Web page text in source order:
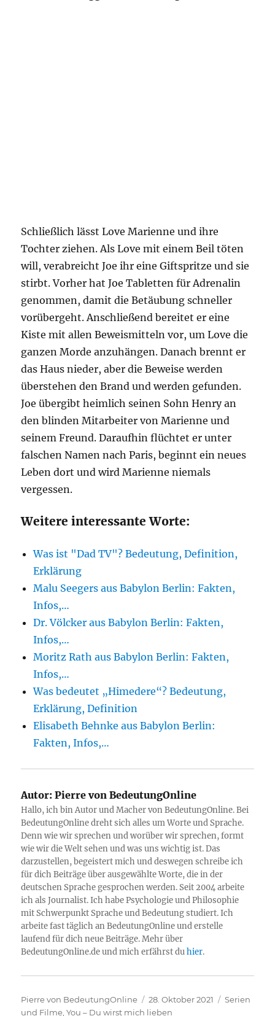
Schließlich lässt Love Marienne und ihre
Tochter ziehen. Als Love mit einem Beil töten
will, verabreicht Joe ihr eine Giftspritze und sie
stirbt. Vorher hat Joe Tabletten für Adrenalin
genommen, damit die Betäubung schneller
vorübergeht. Anschließend bereitet er eine
Kiste mit allen Beweismitteln vor, um Love die
ganzen Morde anzuhängen. Danach brennt er
das Haus nieder, aber die Beweise werden
überstehen den Brand und werden gefunden.
Joe übergibt heimlich seinen Sohn Henry an
den blinden Mitarbeiter von Marienne und
seinem Freund. Daraufhin flüchtet er unter
falschen Namen nach Paris, beginnt ein neues
Leben dort und wird Marienne niemals
vergessen.
Weitere interessante Worte:
Was ist "Dad TV"? Bedeutung, Definition,
Erklärung
Malu Seegers aus Babylon Berlin: Fakten,
Infos,…
Dr. Völcker aus Babylon Berlin: Fakten,
Infos,…
Moritz Rath aus Babylon Berlin: Fakten,
Infos,…
Was bedeutet „Himedere“? Bedeutung,
Erklärung, Definition
Elisabeth Behnke aus Babylon Berlin:
Fakten, Infos,…
Autor: Pierre von BedeutungOnline
Hallo, ich bin Autor und Macher von BedeutungOnline. Bei
BedeutungOnline dreht sich alles um Worte und Sprache.
Denn wie wir sprechen und worüber wir sprechen, formt
wie wir die Welt sehen und was uns wichtig ist. Das
darzustellen, begeistert mich und deswegen schreibe ich
für dich Beiträge über ausgewählte Worte, die in der
deutschen Sprache gesprochen werden. Seit 2004 arbeite
ich als Journalist. Ich habe Psychologie und Philosophie
mit Schwerpunkt Sprache und Bedeutung studiert. Ich
arbeite fast täglich an BedeutungOnline und erstelle
laufend für dich neue Beiträge. Mehr über
BedeutungOnline.de und mich erfährst duhier.
Autor
Pierre von BedeutungOnline
Veröffentlicht
am
28. Oktober 2021 Kategorien
Serien
und Filme ,You – Du wirst mich lieben